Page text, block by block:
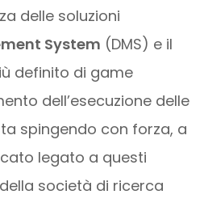
delle soluzioni
System (DMS) e il
definito di game
dell’esecuzione delle
spingendo con forza, a
legato a questi
società di ricerca